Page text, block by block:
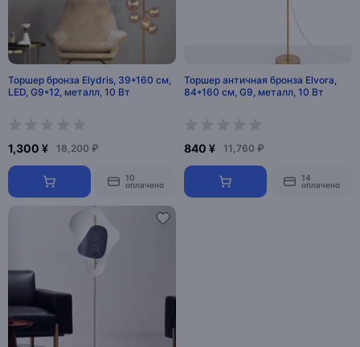
Торшер бронза Elydris, 39*160 см,
LED, G9*12, металл, 10 Вт
1,300 ¥ 18,200 ₽
10
оплачено
Торшер античная бронза Elvora,
84*160 см, G9, металл, 10 Вт
840 ¥ 11,760 ₽
14
оплачено